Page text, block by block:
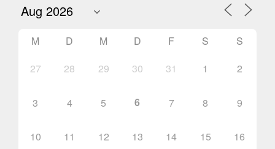
M D M D F S
S
27
28 29 30 31 1 2
3 4 5 6 7 8 9
10 11 12 13 14 15 16